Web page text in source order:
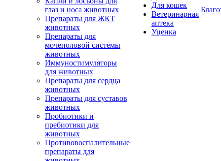
глаз и носа животных
Препараты для ЖКТ
животных
Препараты для
мочеполовой системы
животных
Иммуностимуляторы
для животных
Препараты для сердца
животных
Препараты для суставов
животных
Пробиотики и
пребиотики для
животных
Противовоспалительные
препараты для
Для кошек
Ветеринарная
аптека
Уценка